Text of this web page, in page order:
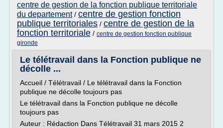
centre de gestion de la fonction publique territoriale
du departement/ centre de gestion fonction
publique territoriales / centre de gestion de la
fonction territoriale / centre de gestion fonction publique
gironde
Le télétravail dans la Fonction publique ne
décolle ...
Accueil / Télétravail / Le télétravail dans la Fonction
publique ne décolle toujours pas
Le télétravail dans la Fonction publique ne décolle
toujours pas
Auteur : Rédaction Dans Télétravail 31 mars 2015 2